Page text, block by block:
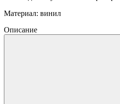
Материал: винил
Описание